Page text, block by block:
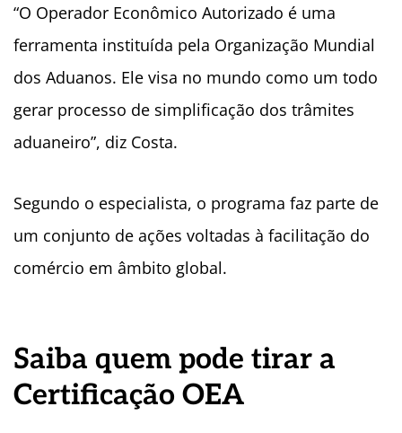
“O Operador Econômico Autorizado é uma
ferramenta instituída pela Organização Mundial
dos Aduanos. Ele visa no mundo como um todo
gerar processo de simplificação dos trâmites
aduaneiro”, diz Costa.
Segundo o especialista, o programa faz parte de
um conjunto de ações voltadas à facilitação do
comércio em âmbito global.
Saiba quem pode tirar a
Certificação OEA